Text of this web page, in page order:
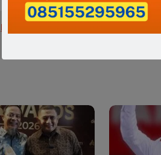
Izman Padjalangi Pantau